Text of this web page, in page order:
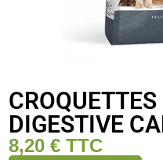
DIGESTIVE
8,20€ TTC